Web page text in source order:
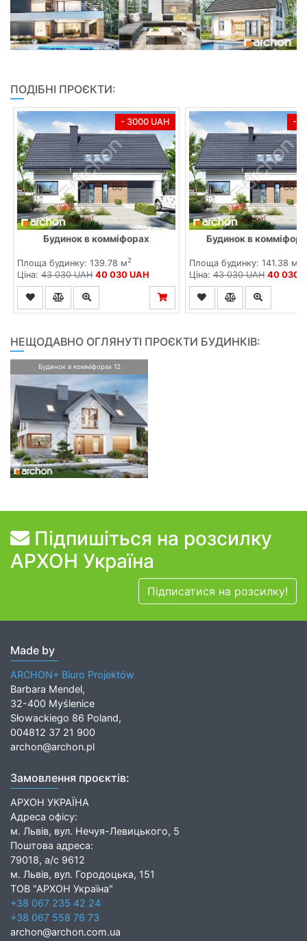
ПОДІБНІ ПРОЄКТИ:
- 3000 UAH
Будинок в комміфорах
Площа будинку: 139.78 м2
Ціна: 43 030 UAH 40 030 UAH
-
Будинок в
Площа будинку: 141.38 м
Ціна:43 030 UAH 40 030
НЕЩОДАВНО ОГЛЯНУТІ ПРОЄКТИ БУДИНКІВ:
Будинок в комміфорах 12
Підпишіться на розсилку
АРХОН Україна
Підписатися на розсилку!
Made by
ARCHON+ Biuro Projektów
Barbara Mendel,
32-400 Myślenice
Słowackiego 86 Poland,
004812 37 21 900
archon@archon.pl
Замовлення проєктів:
АРХОН УКРАЇНА
Адреса офісу:
м. Львів, вул. Нечуя-Левицького, 5
Поштова адреса:
79018, а/с 9612
м. Львів, вул. Городоцька, 151
ТОВ "АРХОН Україна"
+38 067 235 42 24
+38 067 558 76 73
archon@archon.com.ua